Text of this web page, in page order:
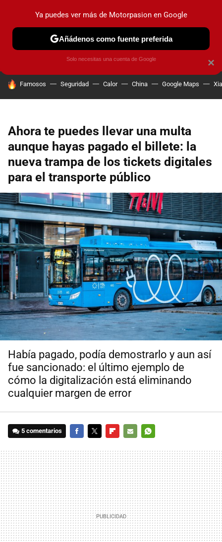
PRUEBAS COCHES ELÉCTRICOS OBSERVATORIO
HOY SE HABLA DE
Famosos Seguridad Calor China Google Maps
Ahora te puedes llevar una multa
aunque hayas pagado el billete: la
nueva trampa de los tickets digitales
para el transporte público
Había pagado, podía demostrarlo y aun así
fue sancionado: el último ejemplo de
cómo la digitalización está eliminando
cualquier margen de error
5 comentarios
MAIL
×
Ya puedes ver más de Motorpasion en Google
Añádenos como fuente preferida
Solo necesitas una cuenta de Google